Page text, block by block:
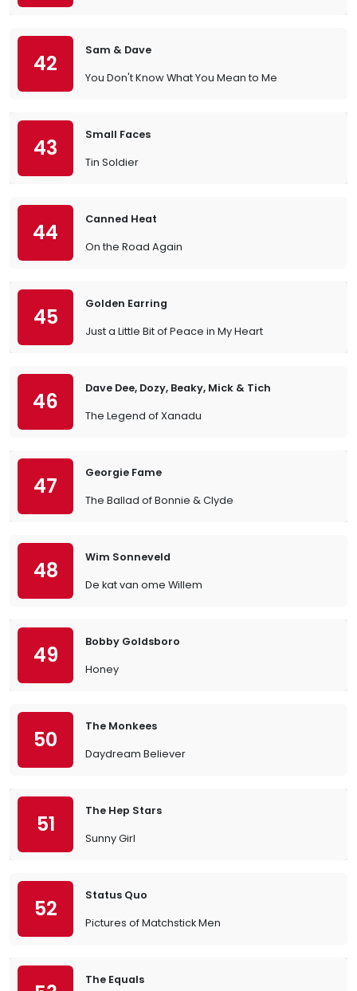
42
Sam & Dave
You Don't Know What You Mean to Me
43
Small Faces
Tin Soldier
44
Canned Heat
On the Road Again
45
Golden Earring
Just a Little Bit of Peace in My Heart
46
Dave Dee, Dozy, Beaky, Mick & Tich
The Legend of Xanadu
47
Georgie Fame
The Ballad of Bonnie & Clyde
48
Wim Sonneveld
De kat van ome Willem
49
Bobby Goldsboro
Honey
50
The Monkees
Daydream Believer
51
The Hep Stars
Sunny Girl
52
Status Quo
Pictures of Matchstick Men
The Equals